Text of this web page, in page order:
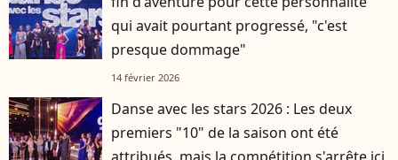
qui avait pourtant progressé, "c'est
presque dommage"
14 février 2026
Danse avec les stars 2026 : Les deux
premiers "10" de la saison ont été
attribués, mais la compétition s'arrête ici